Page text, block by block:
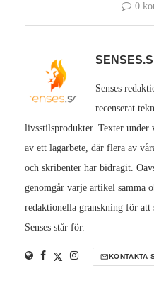
0
Senses
recenserat
livsstilsprodukter. Texter under
av ett lagarbete, där flera av
och skribenter har bidragit.
genomgår varje artikel samma
redaktionella granskning för att
Senses står för.
KONTAKTA